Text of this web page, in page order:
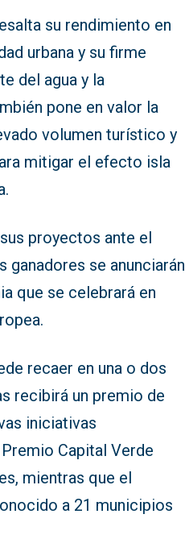
su rendimiento en
urbana y su firme
del agua y la
pone en valor la
volumen turístico y
mitigar el efecto isla
proyectos ante el
ganadores se anunciarán
que se celebrará en
recaer en una o dos
recibirá un premio de
iniciativas
Capital Verde
mientras que el
a 21 municipios